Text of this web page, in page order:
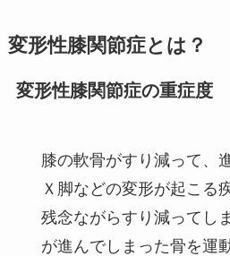
変形性膝関節症とは？
変形性膝関節症の重症度
膝の軟骨がすり減って、
Ｘ脚などの変形が起こる
残念ながらすり減ってし
が進んでしまった骨を運